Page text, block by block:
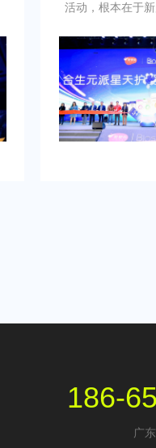
活动，根本在于
并营造良好的品
到：增加曝光度
体，提高知名度
销售。可是鉴于
资源进行大规模
业的策划和执行
186-
广